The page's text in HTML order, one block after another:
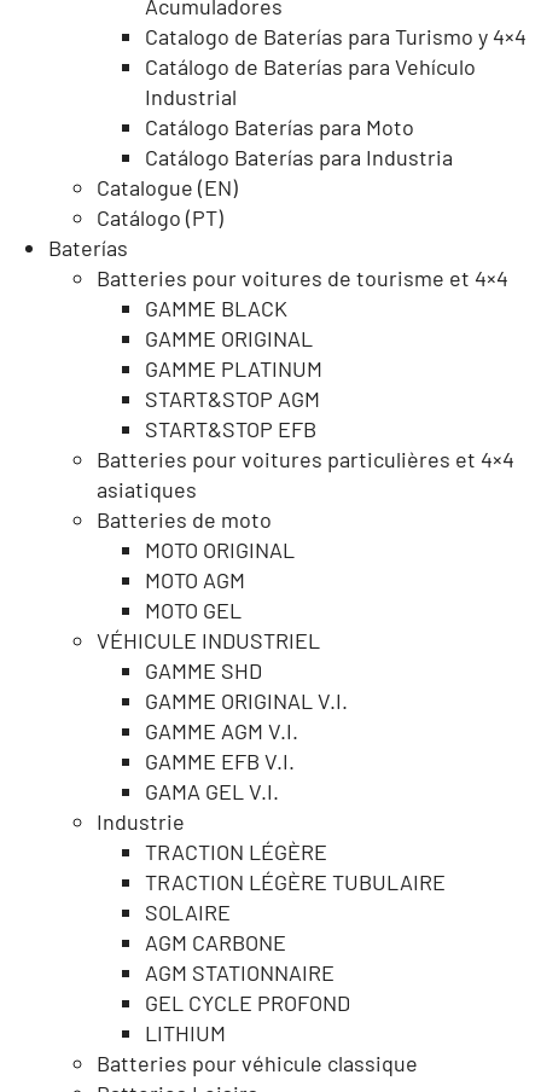
Acumuladores
Catalogo de Baterías para Turismo y 4×4
Catálogo de Baterías para Vehículo
Industrial
Catálogo Baterías para Moto
Catálogo Baterías para Industria
Catalogue (EN)
Catálogo (PT)
Baterías
Batteries pour voitures de tourisme et 4×4
GAMME BLACK
GAMME ORIGINAL
GAMME PLATINUM
START&STOP AGM
START&STOP EFB
Batteries pour voitures particulières et 4×4
asiatiques
Batteries de moto
MOTO ORIGINAL
MOTO AGM
MOTO GEL
VÉHICULE INDUSTRIEL
GAMME SHD
GAMME ORIGINAL V.I.
GAMME AGM V.I.
GAMME EFB V.I.
GAMA GEL V.I.
Industrie
TRACTION LÉGÈRE
TRACTION LÉGÈRE TUBULAIRE
SOLAIRE
AGM CARBONE
AGM STATIONNAIRE
GEL CYCLE PROFOND
LITHIUM
Batteries pour véhicule classique